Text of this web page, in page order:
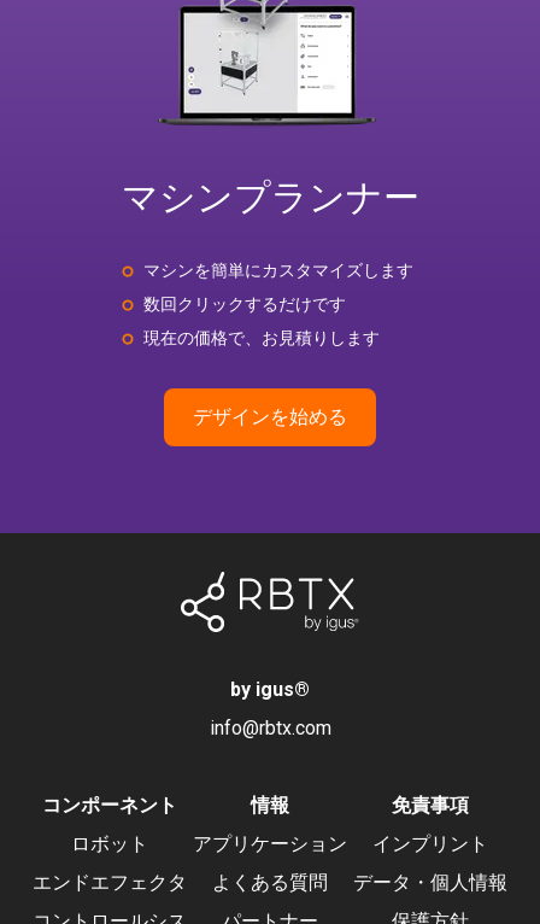
マシンプランナー
マシンを簡単にカスタマイズします
数回クリックするだけです
現在の価格で、お見積りします
デザインを始める
by igus®
info@rbtx.com
コンポーネント
ロボット
エンドエフェクタ
情報
アプリケーション
よくある質問
免責事項
インプリント
データ・個人情報